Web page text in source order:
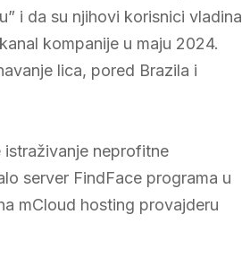
i da su njihovi korisnici vladina
kompanije u maju 2024.
lica, pored Brazila i
neprofitne
server FindFace programa u
mCloud hosting provajderu